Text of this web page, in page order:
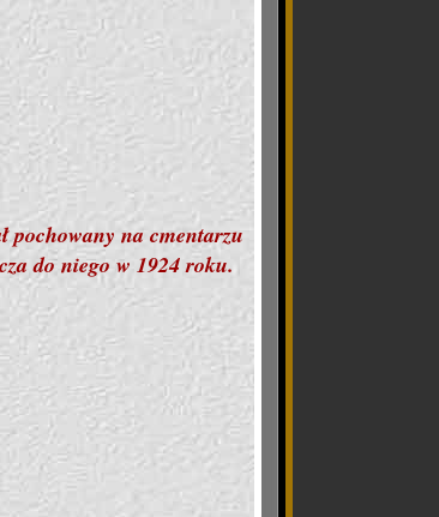
pochowany na cmentarzu
do niego w 1924 roku.